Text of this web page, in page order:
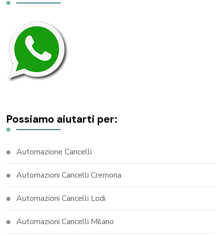
Possiamo aiutarti per:
Automazione Cancelli
Automazioni Cancelli Cremona
Automazioni Cancelli Lodi
Automazioni Cancelli Milano